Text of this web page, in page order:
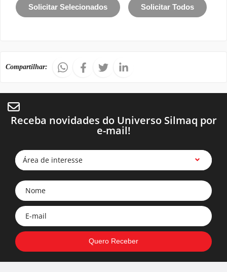
Solicitar Selecionados Solicitar Todos
Compartilhar:
Receba novidades do Universo Silmaq por
e-mail!
Área de interesse